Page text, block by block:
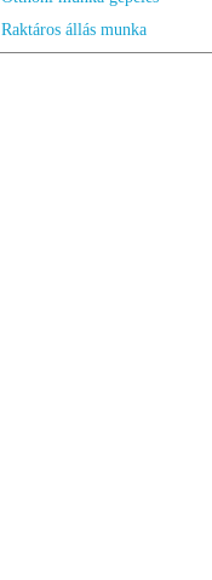
Raktáros állás munka